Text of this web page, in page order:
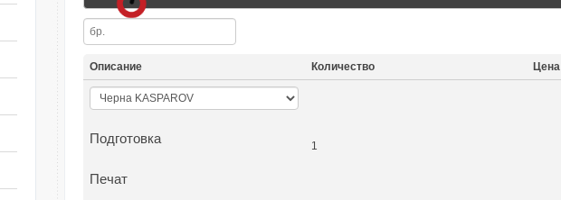
Описание Количество Цена
Подготовка 1
Печат